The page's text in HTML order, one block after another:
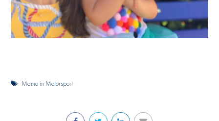
Mame în Motorsport